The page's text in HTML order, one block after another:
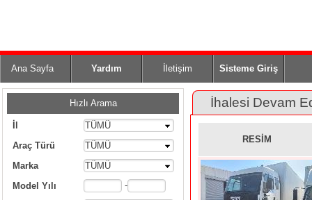
Ana Sayfa Yardım İletişim Sisteme Giriş
Hızlı Arama
TÜMÜ
Araç Türü
TÜMÜ
Marka
TÜMÜ
Model Yılı
-
İhalesi Devam
RESİM